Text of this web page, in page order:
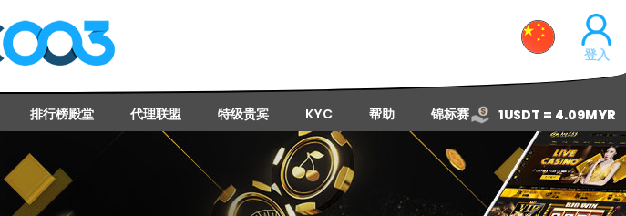
1USDT = 4.09MYR
登入
排行榜殿堂 代理联盟 特级贵宾 KYC 帮助 锦标赛